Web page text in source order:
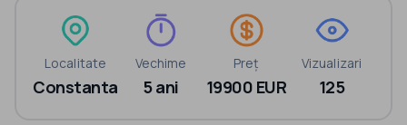
Localitate
Constanta
Vechime
5 ani
Preț
19900 EUR
Vizualizari
125